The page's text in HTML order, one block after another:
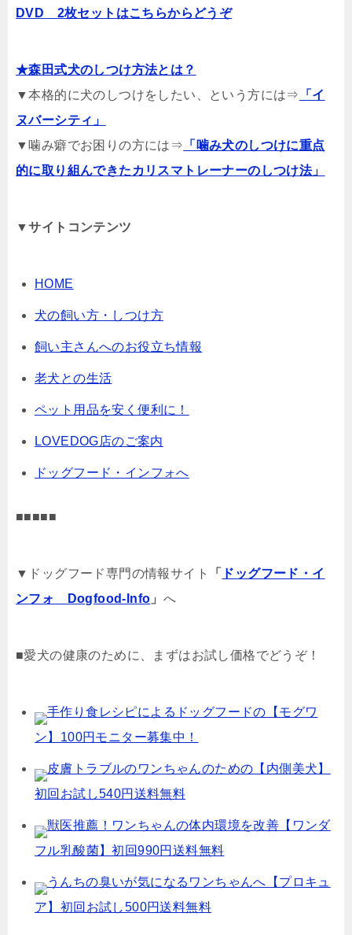
DVD 2枚セットはこちらからどうぞ
★森田式犬のしつけ方法とは？
▼本格的に犬のしつけをしたい、という方には⇒
「イ
ヌバーシティ」
▼噛み癖でお困りの方には⇒ 「噛み犬のしつけに重点
的に取り組んできたカリスマトレーナーのしつけ法」
▼サイトコンテンツ
HOME
犬の飼い方・しつけ方
飼い主さんへのお役立ち情報
老犬との生活
ペット用品を安く便利に！
LOVEDOG店のご案内
ドッグフード・インフォへ
■■■■■
▼ドッグフード専門の情報サイト 「
ドッグフード・イ
ンフォ Dogfood-Info 」 へ
■愛犬の健康のために、まずはお試し価格でどうぞ！
手作り食レシピによるドッグフードの【モグワ
ン】100円モニター募集中！
皮膚トラブルのワンちゃんのための【内側美犬】
初回お試し540円送料無料
獣医推薦！ワンちゃんの体内環境を改善【ワンダ
フル乳酸菌】初回990円送料無料
うんちの臭いが気になるワンちゃんへ【プロキュ
ア】初回お試し500円送料無料